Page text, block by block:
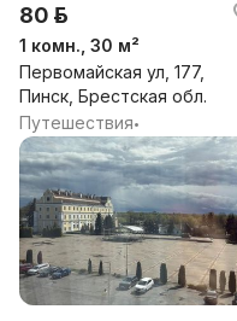
80 р.
1 комн., 30 м²
Первомайская ул, 177,
Пинск, Брестская обл.
Путешествия•